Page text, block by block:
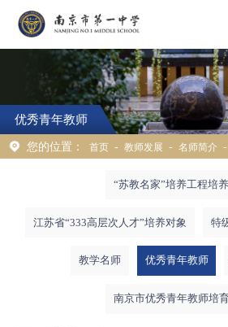
优秀青年教师
您的位置： 首页 - 教师发展 - 名师简介 -
“苏教名家”培养工程培
江苏省“333高层次人才”培养对象 特
教学名师 优秀青年教师
南京市优秀青年教师培